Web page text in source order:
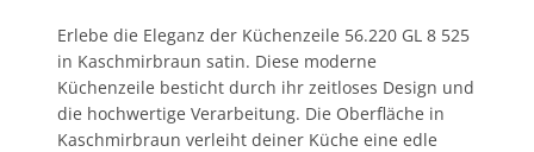
Erlebe die Eleganz der Küchenzeile 56.220 GL 8 525
in Kaschmirbraun satin. Diese moderne
Küchenzeile besticht durch ihr zeitloses Design und
die hochwertige Verarbeitung. Die Oberfläche in
Kaschmirbraun verleiht deiner Küche eine edle